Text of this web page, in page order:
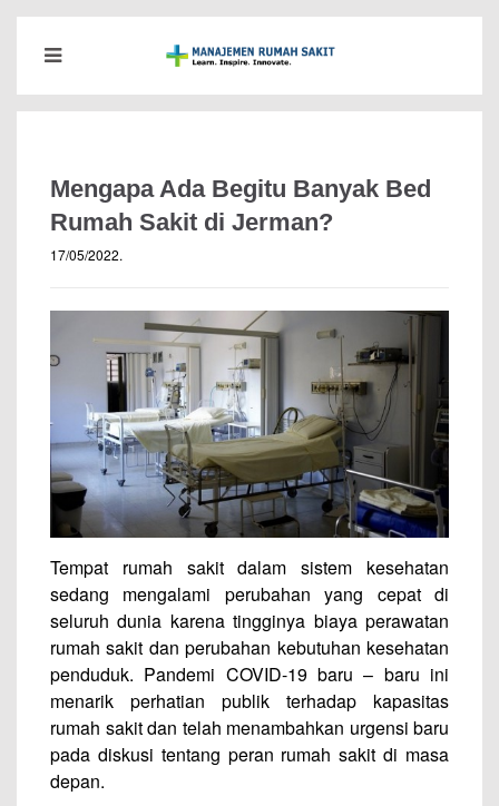
Mengapa Ada Begitu Banyak Bed
Rumah Sakit di Jerman?
17/05/2022.
Tempat rumah sakit dalam sistem kesehatan
sedang mengalami perubahan yang cepat di
seluruh dunia karena tingginya biaya perawatan
rumah sakit dan perubahan kebutuhan kesehatan
penduduk. Pandemi COVID-19 baru – baru ini
menarik perhatian publik terhadap kapasitas
rumah sakit dan telah menambahkan urgensi baru
pada diskusi tentang peran rumah sakit di masa
depan.